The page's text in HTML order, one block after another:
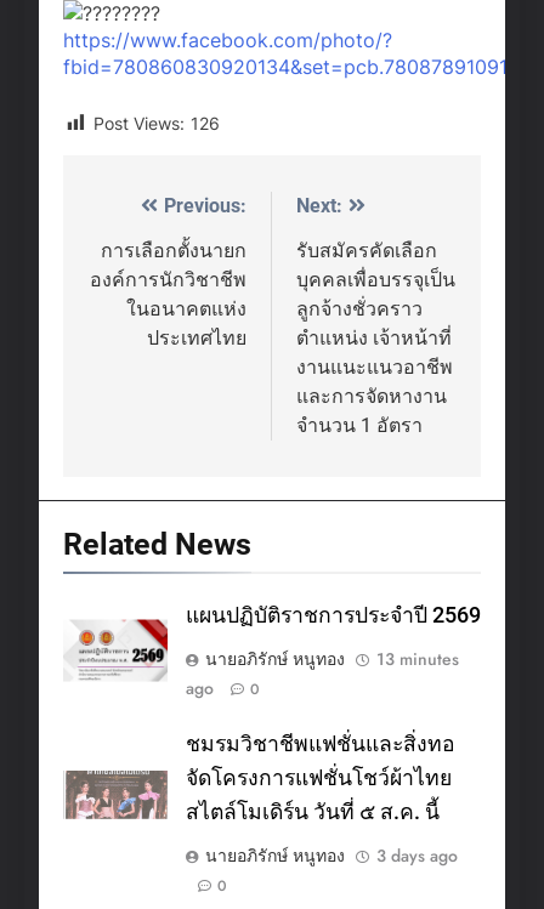
https://www.facebook.com/photo/?
Post Views: 126
Post
navigation
Previous:
การเลือกตั้งนายก
องค์การนักวิชาชีพ
ในอนาคตแห่ง
ประเทศไทย
Next:
รับสมัครคัดเลือก
บุคคลเพื่อบรรจุเป็น
ลูกจ้างชั่วคราว
ตำแหน่ง เจ้าหน้าที่
งานแนะแนวอาชีพ
และการจัดหางาน
จำนวน 1 อัตรา
Related News
แผนปฏิบัติราชการประจำปี 2569
นายอภิรักษ์ หนูทอง
13 minutes
ago
0
ชมรมวิชาชีพแฟชั่นและสิ่งทอ
จัดโครงการแฟชั่นโชว์ผ้าไทย
สไตล์โมเดิร์น วันที่ ๕ ส.ค. นี้
นายอภิรักษ์ หนูทอง
3 days ago
0